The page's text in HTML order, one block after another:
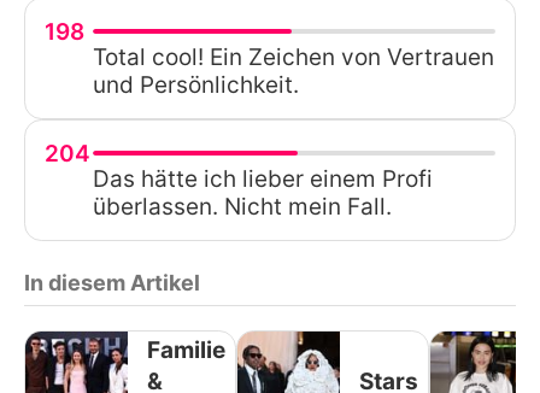
198
Total cool! Ein Zeichen von Vertrauen
und Persönlichkeit.
204
Das hätte ich lieber einem Profi
überlassen. Nicht mein Fall.
In diesem Artikel
Familie
&
Stars